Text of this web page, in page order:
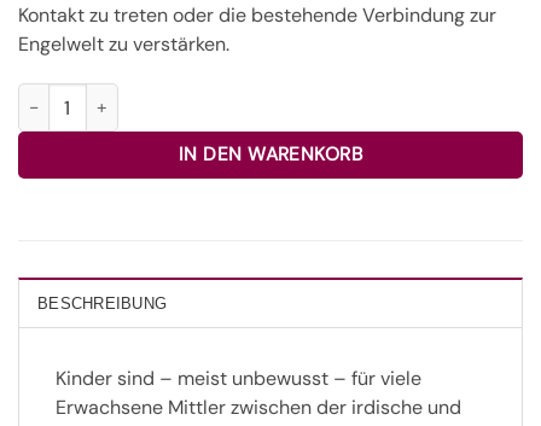
Kontakt zu treten oder die bestehende Verbindung zur
Engelwelt zu verstärken.
IN DEN WARENKORB
BESCHREIBUNG
Kinder sind – meist unbewusst – für viele
Erwachsene Mittler zwischen der irdische und